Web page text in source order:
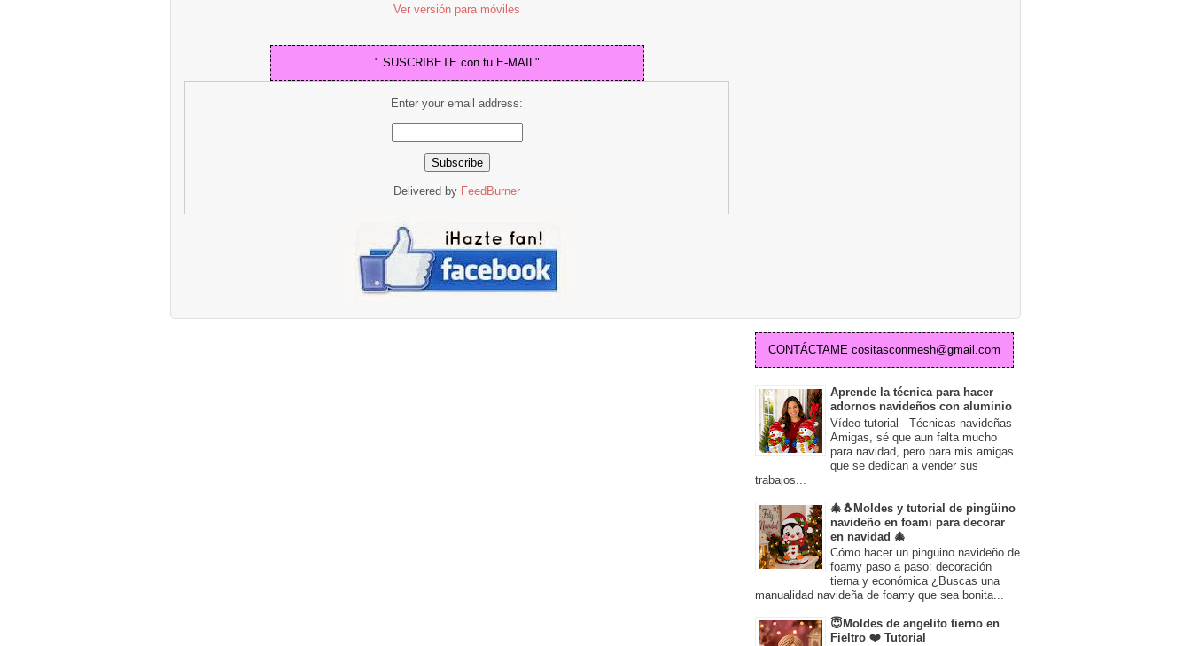
Ver versión para móviles
" SUSCRIBETE con tu E-MAIL"
Enter your email address:
Delivered by FeedBurner
CONTÁCTAME cositasconmesh@gmail.com
Aprende la técnica para hacer
adornos navideños con aluminio
Vídeo tutorial - Técnicas navideñas
Amigas, sé que aun falta mucho
para navidad, pero para mis amigas
que se dedican a vender sus
trabajos...
🎄🐧Moldes y tutorial de pingüino
navideño en foami para decorar
en navidad 🎄
Cómo hacer un pingüino navideño de
foamy paso a paso: decoración
tierna y económica ¿Buscas una
manualidad navideña de foamy que sea bonita...
😇Moldes de angelito tierno en
Fieltro ❤️ Tutorial